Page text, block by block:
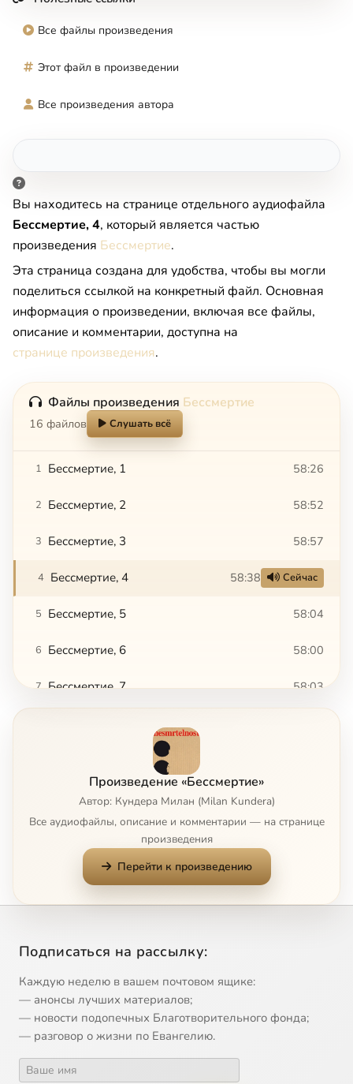
Все файлы произведения
Этот файл в произведении
Все произведения автора
Вы находитесь на странице отдельного аудиофайла
Бессмертие, 4, который является частью
произведения Бессмертие.
Эта страница создана для удобства, чтобы вы могли
поделиться ссылкой на конкретный файл. Основная
информация о произведении, включая все файлы,
описание и комментарии, доступна на
странице произведения.
Файлы произведения Бессмертие
16 файлов Слушать всё
1 Бессмертие, 1 58:26
2 Бессмертие, 2 58:52
3 Бессмертие, 3 58:57
4 Бессмертие, 4 58:38 Сейчас
5 Бессмертие, 5 58:04
6 Бессмертие, 6 58:00
7 Бессмертие, 7 58:03
Бессмертие, 10
Бессмертие, 11 57:51
Бессмертие, 12
13 Бессмертие, 13 17:41
15 Бессмертие, 15
16 Бессмертие, 16 18:12
Произведение «Бессмертие»
Автор: Кундера Милан (Milan Kundera)
Все аудиофайлы, описание и комментарии — на странице
произведения
Перейти к произведению
Подписаться на рассылку:
Каждую неделю в вашем почтовом ящике:
— анонсы лучших материалов;
— новости подопечных Благотворительного фонда;
— разговор о жизни по Евангелию.